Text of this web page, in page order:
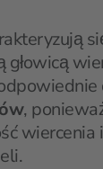
głowicą
,
wiercenia